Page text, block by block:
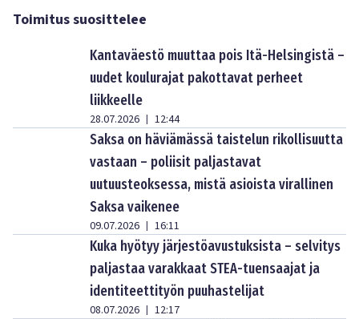
Toimitus suosittelee
Kantaväestö muuttaa pois Itä-Helsingistä –
uudet koulurajat pakottavat perheet
liikkeelle
28.07.2026 | 12:44
Saksa on häviämässä taistelun rikollisuutta
vastaan – poliisit paljastavat
uutuusteoksessa, mistä asioista virallinen
Saksa vaikenee
09.07.2026 | 16:11
Kuka hyötyy järjestöavustuksista – selvitys
paljastaa varakkaat STEA-tuensaajat ja
identiteettityön puuhastelijat
08.07.2026 | 12:17